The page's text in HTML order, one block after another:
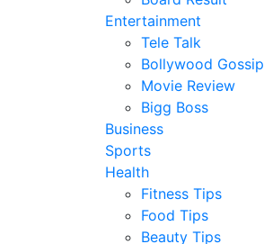
Entertainment
Tele Talk
Bollywood Gossip
Movie Review
Bigg Boss
Business
Sports
Health
Fitness Tips
Food Tips
Beauty Tips